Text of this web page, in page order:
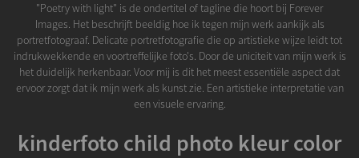
"Poetry with light" is de ondertitel of tagline die hoort bij Forever
Images. Het beschrijft beeldig hoe ik tegen mijn werk aankijk als
portretfotograaf. Delicate portretfotografie die op artistieke wijze leidt tot
indrukwekkende en voortreffelijke foto's. Door de uniciteit van mijn werk is
het duidelijk herkenbaar. Voor mij is dit het meest essentiële aspect dat
ervoor zorgt dat ik mijn werk als kunst zie. Een artistieke interpretatie van
een visuele ervaring.
kinderfoto child photo kleur color